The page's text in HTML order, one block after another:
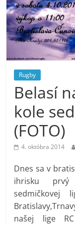
Rugby
Belasí
kole
(FOTO)
4. októbra 2014
Dnes sa v
ihrisku prvý
našej lige